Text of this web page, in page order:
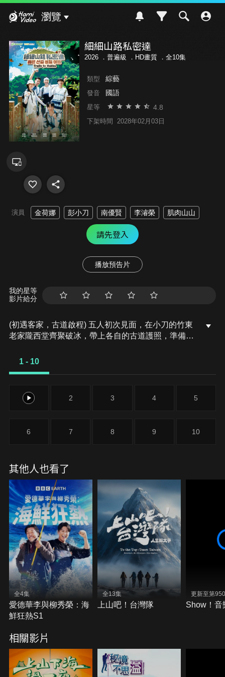
瀏覽
細細山路私密達
2026 ． 普遍級 ．HD畫質 ．全10集
類型 綜藝
發音 國語
星等 4.8
下架時間 2028年02月03日
演員 金荷娜 彭小刀 南優賢 李濬榮 肌肉山山
請先登入
播放預告片
我的星等
影片給分
(初遇客家，古道啟程) 五人初次見面，在小刀的竹東
老家隴西堂齊聚破冰，帶上各自的古道護照，準備踏
喜，徒步渡南古道過後的田間美景與辦桌晚餐，為接
1 - 10
1 2 3 4 5
6 7 8 9 10
其他人也看了
全4集
愛德華李與柳秀榮：海
鮮狂熱S1
全13集
上山吧！台灣隊
更新至第
Show！音
相關影片